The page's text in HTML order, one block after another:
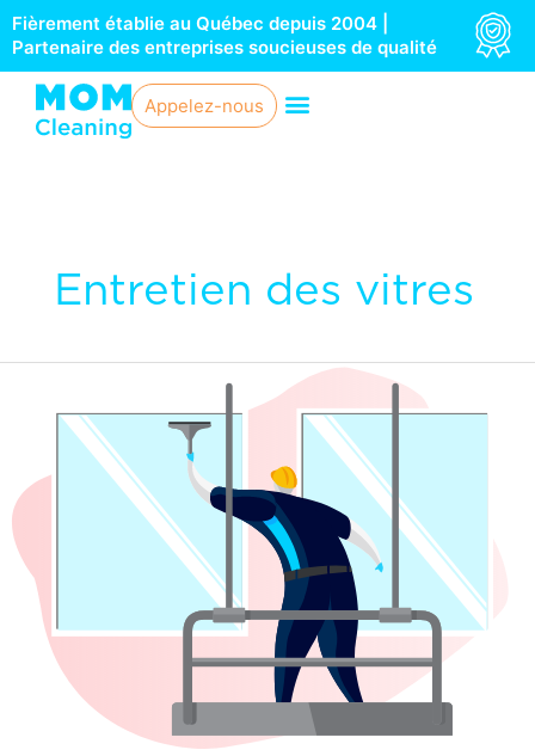
Aller
au
contenu
Fièrement établie au Québec depuis 2004 |
Partenaire des entreprises soucieuses de qualité
Appelez-nous
Entretien des vitres
entretien
des
vitres
d’espaces
commerciaux